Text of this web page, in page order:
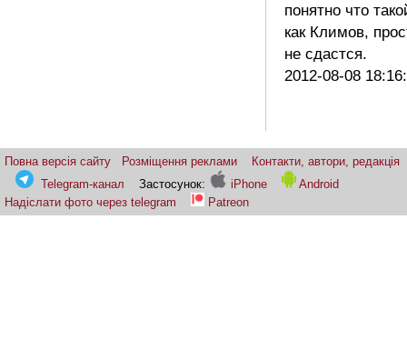
понятно что
как Климов,
не сдастся.
2012-08-08
Повна версія сайту Розміщення реклами
Контакти, автори, редакція
Telegram-канал
Застосунок: iPhone
Android
Надіслати фото через telegram
Patreon